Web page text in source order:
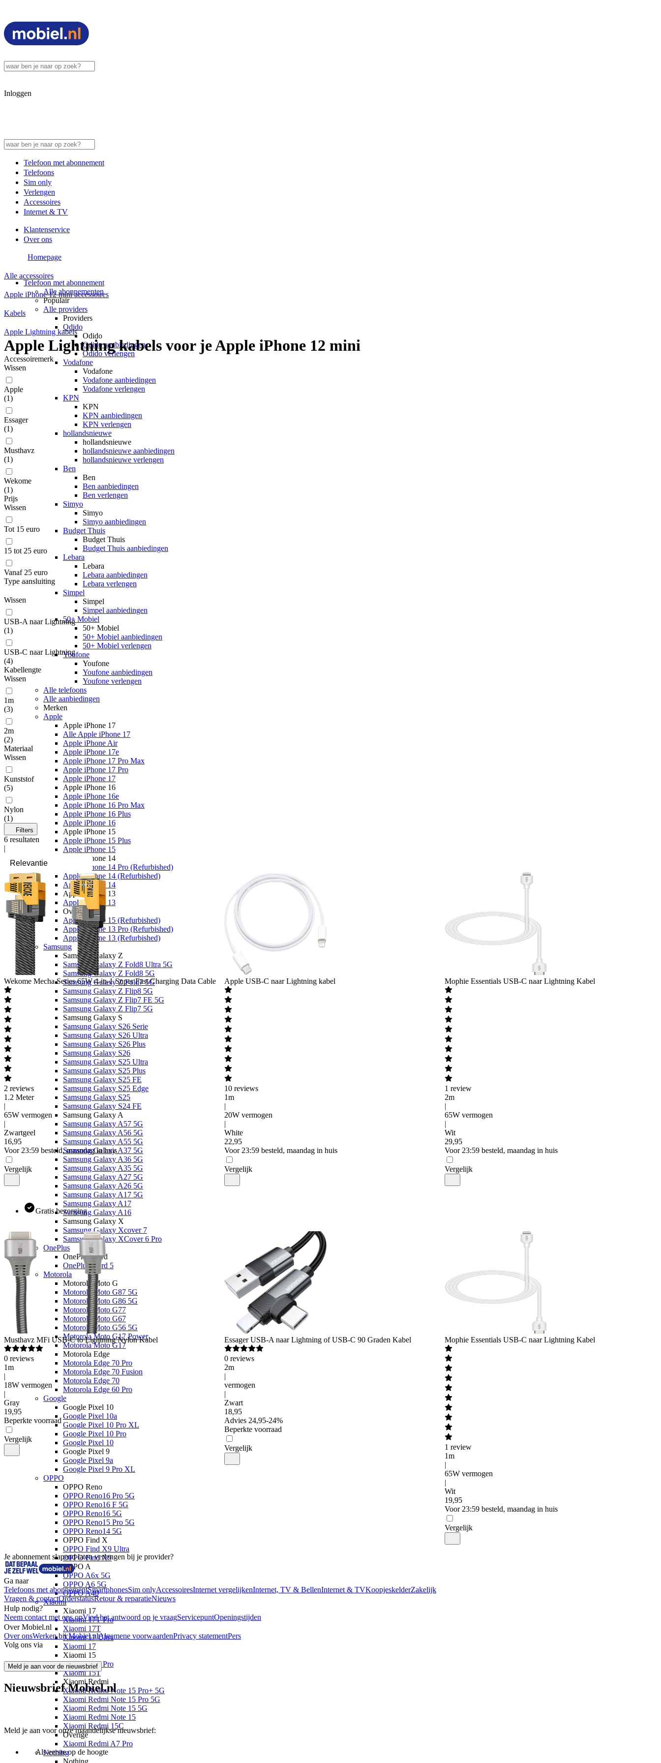
Inloggen
Telefoon met abonnement
Telefoons
Sim only
Verlengen
Accessoires
Internet & TV
Klantenservice
Over ons
Telefoon met abonnement
Alle abonnementen
Populair
Alle providers
Providers
Odido
Odido
Odido aanbiedingen
Odido verlengen
Vodafone
Vodafone
Vodafone aanbiedingen
Vodafone verlengen
KPN
KPN
KPN aanbiedingen
KPN verlengen
hollandsnieuwe
hollandsnieuwe
hollandsnieuwe aanbiedingen
hollandsnieuwe verlengen
Ben
Ben
Ben aanbiedingen
Ben verlengen
Simyo
Simyo
Simyo aanbiedingen
Budget Thuis
Budget Thuis
Budget Thuis aanbiedingen
Lebara
Lebara
Lebara aanbiedingen
Lebara verlengen
Simpel
Simpel
Simpel aanbiedingen
50+ Mobiel
50+ Mobiel
50+ Mobiel aanbiedingen
50+ Mobiel verlengen
Youfone
Youfone
Youfone aanbiedingen
Youfone verlengen
Alle telefoons
Alle aanbiedingen
Merken
Apple
Apple iPhone 17
Alle Apple iPhone 17
Apple iPhone Air
Apple iPhone 17e
Apple iPhone 17 Pro Max
Apple iPhone 17 Pro
Apple iPhone 17
Apple iPhone 16
Apple iPhone 16e
Apple iPhone 16 Pro Max
Apple iPhone 16 Plus
Apple iPhone 16
Apple iPhone 15
Apple iPhone 15 Plus
Apple iPhone 15
Apple iPhone 14
Apple iPhone 14 Pro (Refurbished)
Apple iPhone 14 (Refurbished)
Apple iPhone 14
Apple iPhone 13
Apple iPhone 13
Overige
Apple iPhone 15 (Refurbished)
Apple iPhone 13 Pro (Refurbished)
Apple iPhone 13 (Refurbished)
Samsung
Samsung Galaxy Z
Samsung Galaxy Z Fold8 Ultra 5G
Samsung Galaxy Z Fold8 5G
Samsung Galaxy Z Fold7 5G
Samsung Galaxy Z Flip8 5G
Samsung Galaxy Z Flip7 FE 5G
Samsung Galaxy Z Flip7 5G
Samsung Galaxy S
Samsung Galaxy S26 Serie
Samsung Galaxy S26 Ultra
Samsung Galaxy S26 Plus
Samsung Galaxy S26
Samsung Galaxy S25 Ultra
Samsung Galaxy S25 Plus
Samsung Galaxy S25 FE
Samsung Galaxy S25 Edge
Samsung Galaxy S25
Samsung Galaxy S24 FE
Samsung Galaxy A
Samsung Galaxy A57 5G
Samsung Galaxy A56 5G
Samsung Galaxy A55 5G
Samsung Galaxy A37 5G
Samsung Galaxy A36 5G
Samsung Galaxy A35 5G
Samsung Galaxy A27 5G
Samsung Galaxy A26 5G
Samsung Galaxy A17 5G
Samsung Galaxy A17
Samsung Galaxy A16
Samsung Galaxy X
Samsung Galaxy Xcover 7
Samsung Galaxy XCover 6 Pro
OnePlus
OnePlus Nord
OnePlus Nord 5
Motorola
Motorola Moto G
Motorola Moto G87 5G
Motorola Moto G86 5G
Motorola Moto G77
Motorola Moto G67
Motorola Moto G56 5G
Motorola Moto G17 Power
Motorola Moto G17
Motorola Edge
Motorola Edge 70 Pro
Motorola Edge 70 Fusion
Motorola Edge 70
Motorola Edge 60 Pro
Google
Google Pixel 10
Google Pixel 10a
Google Pixel 10 Pro XL
Google Pixel 10 Pro
Google Pixel 10
Google Pixel 9
Google Pixel 9a
Google Pixel 9 Pro XL
OPPO
OPPO Reno
OPPO Reno16 Pro 5G
OPPO Reno16 F 5G
OPPO Reno16 5G
OPPO Reno15 Pro 5G
OPPO Reno14 5G
OPPO Find X
OPPO Find X9 Ultra
OPPO Find X9
OPPO A
OPPO A6x 5G
OPPO A6 5G
OPPO A40
Xiaomi
Xiaomi 17
Xiaomi 17T Pro
Xiaomi 17T
Xiaomi 17 Ultra
Xiaomi 17
Xiaomi 15
Xiaomi 15T Pro
Xiaomi 15T
Xiaomi Redmi
Xiaomi Redmi Note 15 Pro+ 5G
Xiaomi Redmi Note 15 Pro 5G
Xiaomi Redmi Note 15 5G
Xiaomi Redmi Note 15
Xiaomi Redmi 15C
Overige
Xiaomi Redmi A7 Pro
Nothing
Nothing
Homepage
Alle accessoires
Apple iPhone 12 mini accessoires
Kabels
Apple Lightning kabels
Apple Lightning kabels voor je Apple iPhone 12 mini
Accessoiremerk
Wissen
Apple
(1)
Essager
(1)
Musthavz
(1)
Wekome
(1)
Prijs
Wissen
Tot 15 euro
15 tot 25 euro
Vanaf 25 euro
Type aansluiting
Wissen
USB-A naar Lightning
(1)
USB-C naar Lightning
(4)
Kabellengte
Wissen
1m
(3)
2m
(2)
Materiaal
Wissen
Kunststof
(5)
Nylon
(1)
Filters
6 resultaten
|
Wekome Mecha Series 65W 4-in-1 Super Fast Charging Data Cable
2 reviews
1.2 Meter
|
65W vermogen
|
Zwartgeel
16,95
Voor 23:59 besteld, maandag in huis
Vergelijk
Apple USB-C naar Lightning kabel
10 reviews
1m
|
20W vermogen
|
White
22,95
Voor 23:59 besteld, maandag in huis
Vergelijk
Mophie Essentials USB-C naar Lightning Kabel
1 review
2m
|
65W vermogen
|
Wit
29,95
Voor 23:59 besteld, maandag in huis
Vergelijk
Gratis bezorging
Musthavz MFi USB-C to Lightning Nylon Kabel
0 reviews
1m
|
18W vermogen
|
Gray
19,95
Beperkte voorraad
Vergelijk
Essager USB-A naar Lightning of USB-C 90 Graden Kabel
0 reviews
2m
|
vermogen
|
Zwart
18,95
Advies 24,95-24%
Beperkte voorraad
Vergelijk
Mophie Essentials USB-C naar Lightning Kabel
1 review
1m
|
65W vermogen
|
Wit
19,95
Voor 23:59 besteld, maandag in huis
Vergelijk
Je abonnement slapend laten verlengen bij je provider?
Ga naar
Telefoons met abonnementSmartphonesSim onlyAccessoiresInternet vergelijkenInternet, TV & BellenInternet & TVKoopjeskelderZakelijk
Vragen & contactOrderstatusRetour & reparatieNieuws
Hulp nodig?
Neem contact met ons opVind het antwoord op je vraagServicepuntOpeningstijden
Over Mobiel.nl
Over onsWerken bij Mobiel.nlAlgemene voorwaardenPrivacy statementPers
Volg ons via
Meld je aan voor de nieuwsbrief
Nieuwsbrief Mobiel.nl
Meld je aan voor onze maandelijkse nieuwsbrief:
Als eerste op de hoogte